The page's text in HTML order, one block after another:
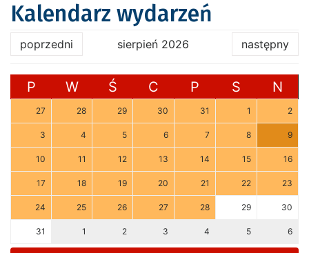
Kalendarz wydarzeń
poprzedni sierpień 2026 następny
P W Ś C P S N
27 28 29 30 31 1 2
3 4 5 6 7 8 9
10 11 12 13 14 15 16
17 18 19 20 21 22 23
24 25 26 27 28 29 30
31 1 2 3 4 5 6